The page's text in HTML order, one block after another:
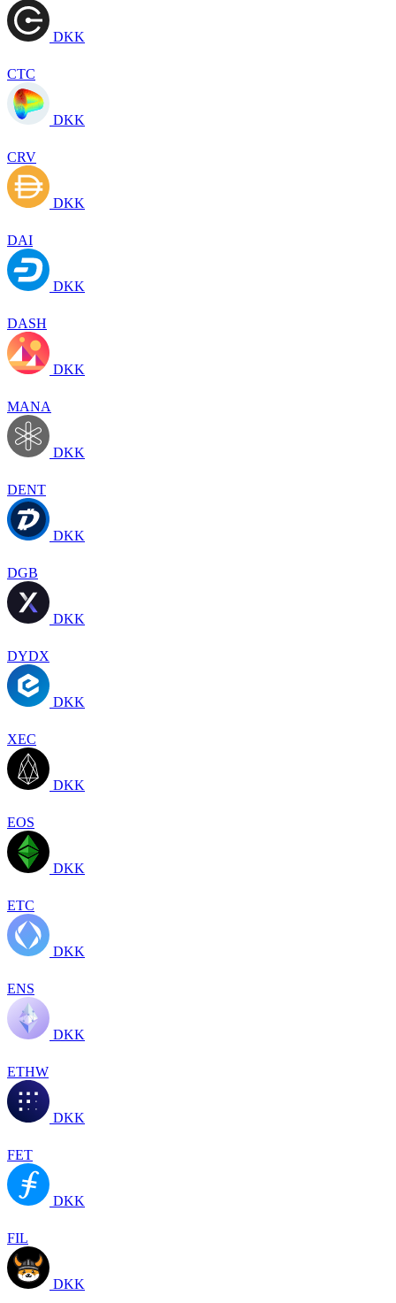
DKK
CTC
DKK
CRV
DKK
DAI
DKK
DASH
DKK
MANA
DKK
DENT
DKK
DGB
DKK
DYDX
DKK
XEC
DKK
EOS
DKK
ETC
DKK
ENS
DKK
ETHW
DKK
FET
DKK
FIL
DKK